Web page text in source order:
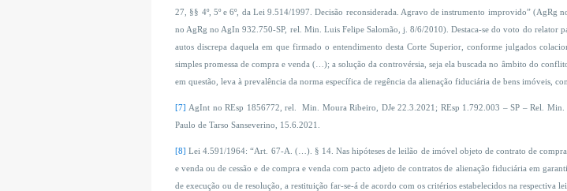
27, §§ 4º, 5º e 6º, da Lei 9.514/1997. Decisão reconsiderada. Agravo de instrumento improvido”
no AgRg no AgIn 932.750-SP, rel. Min. Luis Felipe Salomão, j. 8/6/2010). Destaca-se do voto do relator
autos discrepa daquela em que firmado o entendimento desta Corte Superior, conforme julgados
simples promessa de compra e venda (…); a solução da controvérsia, seja ela buscada no âmbito do
em questão, leva à prevalência da norma específica de regência da alienação fiduciária de bens imóveis,
[7] AgInt no REsp 1856772, rel. Min. Moura Ribeiro, DJe 22.3.2021; REsp 1.792.003 – SP – Rel.
Paulo de Tarso Sanseverino, 15.6.2021.
[8] Lei 4.591/1964: “Art. 67-A. (…). § 14. Nas hipóteses de leilão de imóvel objeto de contrato de
e venda ou de cessão e de compra e venda com pacto adjeto de contratos de alienação fiduciária em
de execução ou de resolução, a restituição far-se-á de acordo com os critérios estabelecidos na respectiva